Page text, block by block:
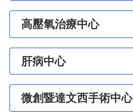
高壓氧治療中心
肝病中心
微創暨達文西手術中心